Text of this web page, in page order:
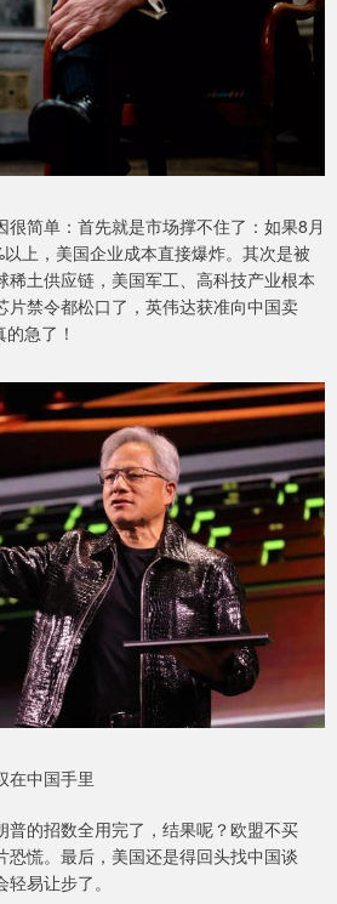
简单：首先就是市场撑不住了：如果8月
上，美国企业成本直接爆炸。其次是被
稀土供应链，美国军工、高科技产业根本
片禁令都松口了，英伟达获准向中国卖
急了！
在中国手里
普的招数全用完了，结果呢？欧盟不买
恐慌。最后，美国还是得回头找中国谈
易让步了。